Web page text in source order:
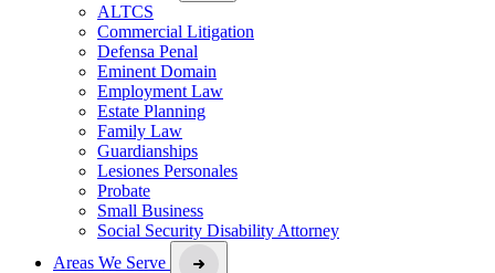
ALTCS
Commercial Litigation
Defensa Penal
Eminent Domain
Employment Law
Estate Planning
Family Law
Guardianships
Lesiones Personales
Probate
Small Business
Social Security Disability Attorney
Areas We Serve